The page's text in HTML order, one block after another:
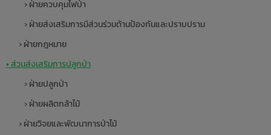
› ฝ่ายควบคุมไฟป่า
› ฝ่ายส่งเสริมการมีส่วนร่วมด้านป้องกันและปราบปราม
› ฝ่ายกฎหมาย
• ส่วนส่งเสริมการปลูกป่า
› ฝ่ายปลูกป่า
› ฝ่ายผลิตกล้าไม้
› ฝ่ายวิจยและพัฒนาการป่าไม้